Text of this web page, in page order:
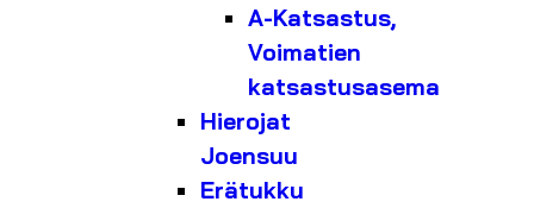
A-Katsastus,
Voimatien
katsastusasema
Hierojat
Joensuu
Erätukku